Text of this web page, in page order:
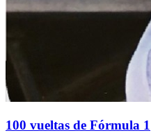
100 vueltas de Fórmula 1